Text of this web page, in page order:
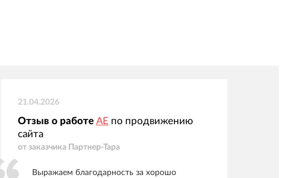
21.04.2026
Отзыв о работе АЕ по продвижению
сайта
от заказчика Партнер-Тара
Выражаем благодарность за хорошо